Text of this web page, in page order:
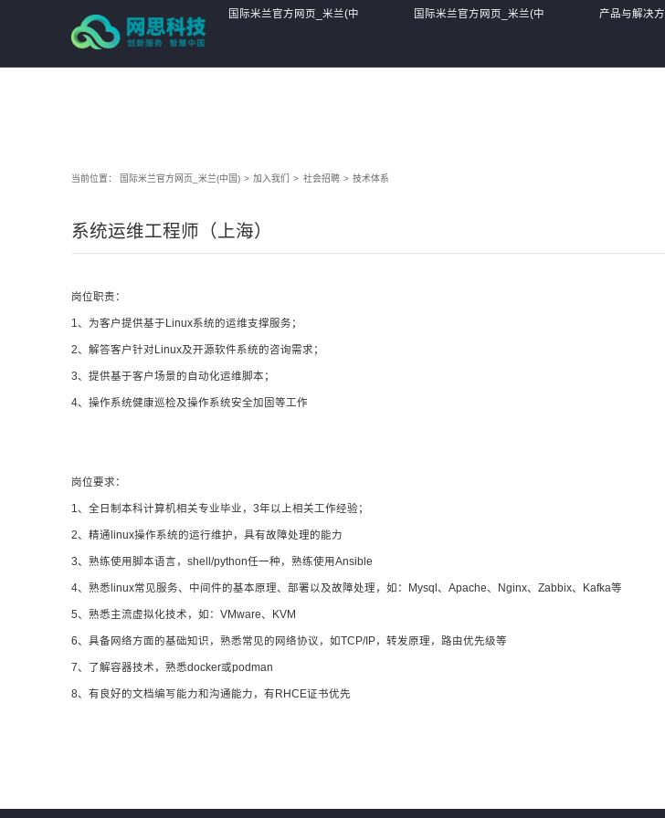
国际米兰官方网页_米兰(中
国际米兰官方网页_米兰(中 产品与解决方
当前位置： 国际米兰官方网页_米兰(中国) > 加入我们 > 社会招聘 > 技术体系
系统运维工程师（上海）
岗位职责：
1、为客户提供基于Linux系统的运维支撑服务；
2、解答客户针对Linux及开源软件系统的咨询需求；
3、提供基于客户场景的自动化运维脚本；
4、操作系统健康巡检及操作系统安全加固等工作
岗位要求：
1、全日制本科计算机相关专业毕业，3年以上相关工作经验；
2、精通linux操作系统的运行维护，具有故障处理的能力
3、熟练使用脚本语言，shell/python任一种，熟练使用Ansible
4、熟悉linux常见服务、中间件的基本原理、部署以及故障处理，如：Mysql、Apache、Nginx、Zabbix、Kafka等
5、熟悉主流虚拟化技术，如：VMware、KVM
6、具备网络方面的基础知识，熟悉常见的网络协议，如TCP/IP，转发原理，路由优先级等
7、了解容器技术，熟悉docker或podman
8、有良好的文档编写能力和沟通能力，有RHCE证书优先